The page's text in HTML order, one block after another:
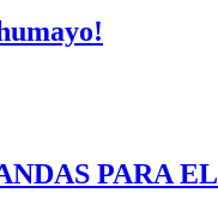
PARA